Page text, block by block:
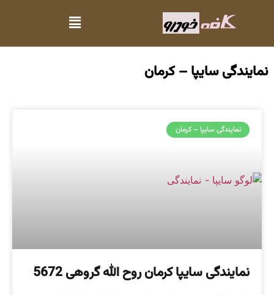
نمایندگی سایپا – کرمان
نمایندگی سایپا – کرمان
نمایندگی سایپا کرمان روح الله گروهی 5672